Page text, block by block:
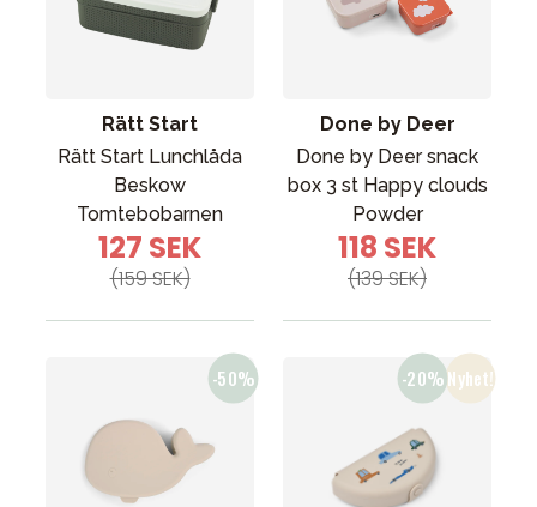
Rätt Start
Rätt Start Lunchlåda
Beskow
Tomtebobarnen
127 SEK
(159 SEK)
Done by Deer
Done by Deer snack
box 3 st Happy clouds
Powder
118 SEK
(139 SEK)